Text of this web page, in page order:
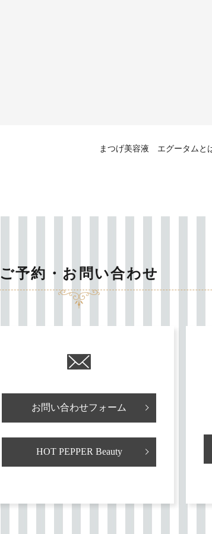
まつげ美容液 エグータムと
ご予約・お問い合わせ
お問い合わせフォーム
HOT PEPPER Beauty